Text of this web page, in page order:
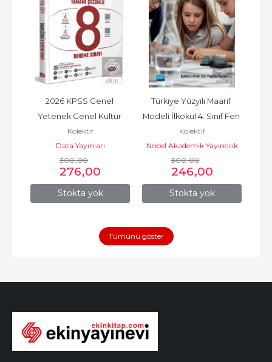
Stokta yok
2026 KPSS Genel
Yetenek Genel Kültür
Tamamı Çözümlü 8
Deneme Sınavı
Kolektif
Data Yayınları
300,00
276,00
Stokta yok
Türkiye Yüzyılı Maarif
Modeli İlkokul 4. Sınıf Fen
Bilimleri Dersi...
Kolektif
Nobel Akademik Yayıncılık
300,00
246,00
Tümünü göster